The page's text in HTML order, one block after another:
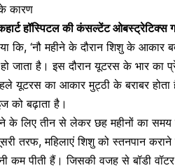
कारण
हॉस्पिटल की कंसल्टेंट ओबस्ट्रेटिक्स
कि, ‘नौ महीने के दौरान शिशु के
जाता है । इस दौरान यूटरस के भार का
यूटरस का आकार मुट्ठी के बराबर
को बढ़ाता है।
के लिए तीन से लेकर छह महीनों का समय
तरफ, महिलाएं शिशु को स्तनपान
कम पीती हैं। जिसकी वजह से बॉडी